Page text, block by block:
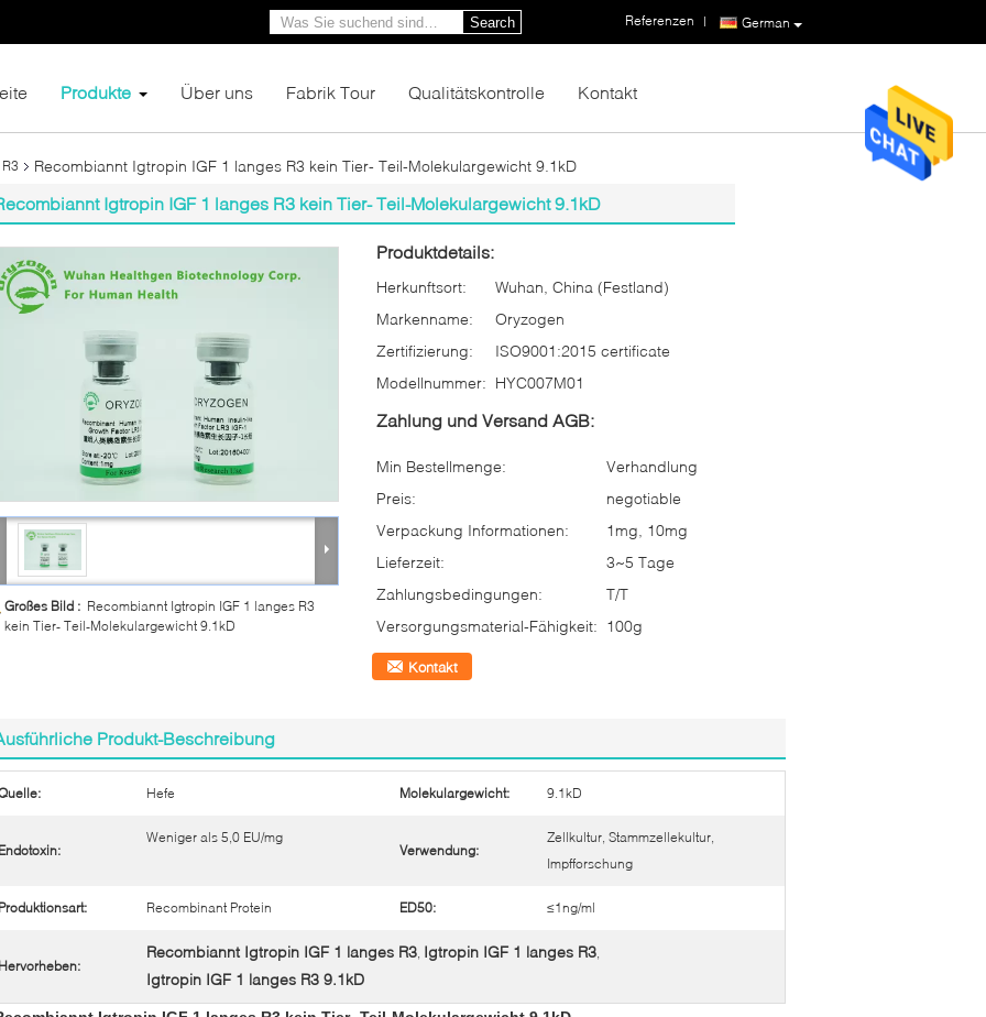
German
Referenzen |
Search
Produkte Über uns Fabrik Tour Qualitätskontrolle Kontakt
Recombiannt Igtropin IGF 1 langes R3 kein Tier- Teil-Molekulargewicht 9.1kD
Igtropin IGF 1 langes R3 kein Tier- Teil-Molekulargewicht 9.1kD
Großes Bild : Recombiannt Igtropin IGF 1 langes R3
kein Tier- Teil-Molekulargewicht 9.1kD
Produktdetails:
Herkunftsort:
Wuhan, China (Festland)
Markenname:
Oryzogen
Zertifizierung:
ISO9001:2015 certificate
Modellnummer: HYC007M01
Zahlung und Versand AGB:
Min Bestellmenge:
Verhandlung
Preis:
negotiable
Verpackung Informationen:
1mg, 10mg
Lieferzeit:
3~5 Tage
Zahlungsbedingungen:
T/T
Versorgungsmaterial-Fähigkeit: 100g
Kontakt
Produkt-Beschreibung
Hefe Molekulargewicht: 9.1kD
Weniger als 5,0 EU/mg
Verwendung:
Zellkultur, Stammzellekultur,
Impfforschung
Recombinant Protein ED50: ≤1ng/ml
Recombiannt Igtropin IGF 1 langes R3, Igtropin IGF 1 langes R3,
Igtropin IGF 1 langes R3 9.1kD